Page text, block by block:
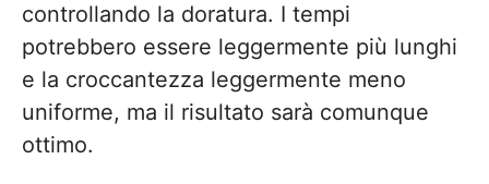
controllando la doratura. I tempi
potrebbero essere leggermente più lunghi
e la croccantezza leggermente meno
uniforme, ma il risultato sarà comunque
ottimo.